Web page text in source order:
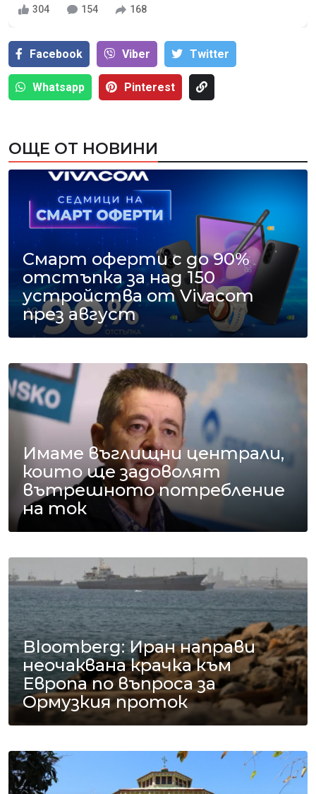
304 154 168
Facebook Viber Тwitter
Whatsapp Pinterest
ОЩЕ ОТ НОВИНИ
Смарт оферти с до 90%
отстъпка за над 150
устройства от Vivacom
през август
Имаме въглищни централи,
които ще задоволят
вътрешното потребление
на ток
Bloomberg: Иран направи
неочаквана крачка към
Европа по въпроса за
Ормузкия проток